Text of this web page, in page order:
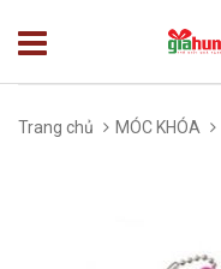
Trang chủ MÓC KHÓA